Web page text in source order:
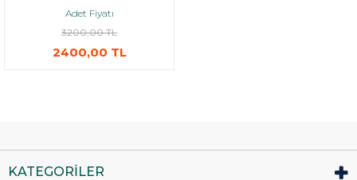
Adet Fiyatı
3200,00 TL
2400,00 TL
KATEGORİLER